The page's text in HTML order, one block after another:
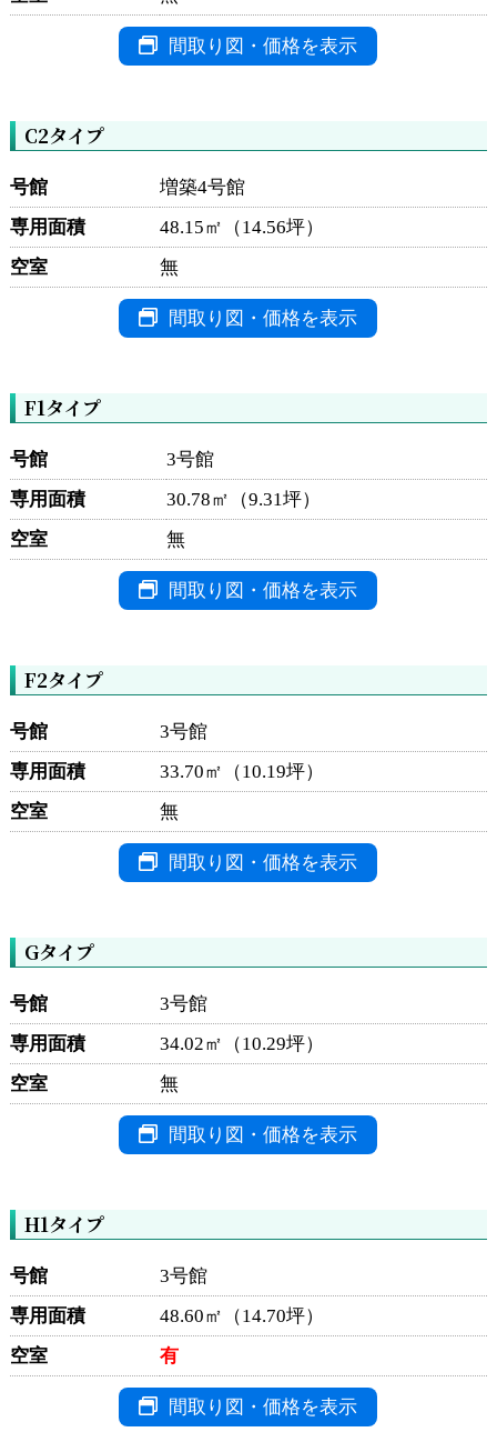
間取り図・価格を表示
C2タイプ
号館
増築4号館
専用面積
48.15㎡（14.56坪）
空室
無
間取り図・価格を表示
F1タイプ
号館
3号館
専用面積
30.78㎡（9.31坪）
空室
無
間取り図・価格を表示
F2タイプ
号館
3号館
専用面積
33.70㎡（10.19坪）
空室
無
間取り図・価格を表示
Gタイプ
号館
3号館
専用面積
34.02㎡（10.29坪）
空室
無
間取り図・価格を表示
H1タイプ
号館
3号館
専用面積
48.60㎡（14.70坪）
空室
有
間取り図・価格を表示